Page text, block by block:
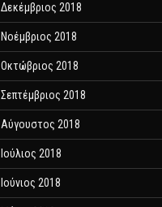
Δεκέμβριος 2018
Νοέμβριος 2018
Οκτώβριος 2018
Σεπτέμβριος 2018
Αύγουστος 2018
Ιούλιος 2018
Ιούνιος 2018